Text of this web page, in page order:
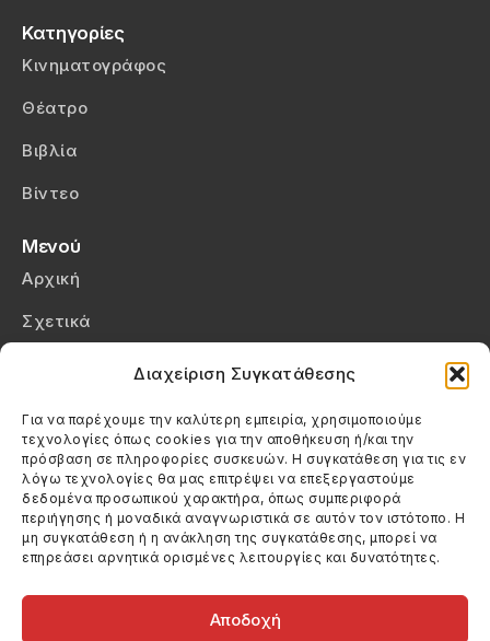
Διαχείριση Συγκατάθεσης
Για να παρέχουμε την καλύτερη εμπειρία, χρησιμοποιούμε
τεχνολογίες όπως cookies για την αποθήκευση ή/και την
πρόσβαση σε πληροφορίες συσκευών. Η συγκατάθεση για τις εν
λόγω τεχνολογίες θα μας επιτρέψει να επεξεργαστούμε
δεδομένα προσωπικού χαρακτήρα, όπως συμπεριφορά
περιήγησης ή μοναδικά αναγνωριστικά σε αυτόν τον ιστότοπο. Η
μη συγκατάθεση ή η ανάκληση της συγκατάθεσης, μπορεί να
επηρεάσει αρνητικά ορισμένες λειτουργίες και δυνατότητες.
Αποδοχή
Κατηγορίες
Κινηματογράφος
Θέατρο
Βιβλία
Βίντεο
Μενού
Αρχική
Σχετικά
Πολιτική Cookies (ΕΕ)
Στοιχεία Επικοινωνίας
Καλεσέ μας
(+30) 6974123481
Στείλε μας email
info@filmandtheater.gr